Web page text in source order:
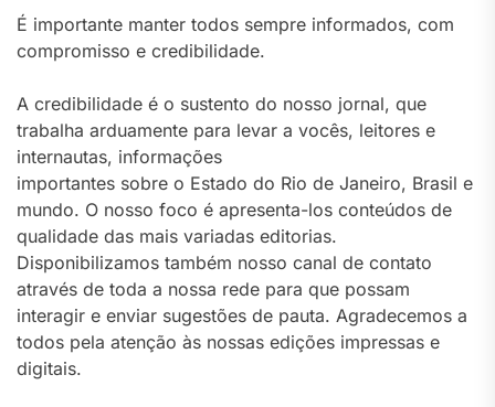
É importante manter todos sempre informados, com
compromisso e credibilidade.
A credibilidade é o sustento do nosso jornal, que
trabalha arduamente para levar a vocês, leitores e
internautas, informações
importantes sobre o Estado do Rio de Janeiro, Brasil e
mundo. O nosso foco é apresenta-los conteúdos de
qualidade das mais variadas editorias.
Disponibilizamos também nosso canal de contato
através de toda a nossa rede para que possam
interagir e enviar sugestões de pauta. Agradecemos a
todos pela atenção às nossas edições impressas e
digitais.